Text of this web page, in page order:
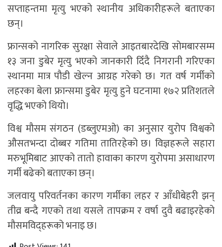
सप्ताहन्तमा मृत्यु भएको स्थानीय अधिकारीहरूले बताएका
छन्।
फ्रान्सको नागरिक सुरक्षा सेवाले आइतबारदेखि सोमबारसम्म
१३ जना डुबेर मृत्यु भएको जानकारी दिँदै निगरानी गरिएका
स्थानमा मात्र पौडी खेल्न आग्रह गरेको छ। गत वर्ष गर्मीको
लहरका बेला फ्रान्समा डुबेर मृत्यु हुने घटनामा १७२ प्रतिशतले
वृद्धि भएको थियो।
विश्व मौसम संगठन (डब्लुएमओ) का अनुसार युरोप विश्वको
औसतभन्दा दोब्बर गतिमा तातिरहेको छ। विज्ञहरूले सहारा
मरुभूमिबाट आएको तातो हावाका कारण युरोपमा असाधारण
गर्मी बढेको बताएका छन्।
जलवायु परिवर्तनका कारण गर्मीका लहर र आँधीबेहरी झन्
तीव्र बन्दै गएको तथा यसले तापक्रम र वर्षा दुवै बढाइरहेको
मौसमविद्हरूको भनाइ छ।